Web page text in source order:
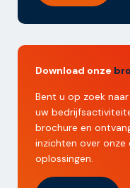
Download onze
Bent u op zoek
uw
brochure en
inzichten over onze
oplossingen.